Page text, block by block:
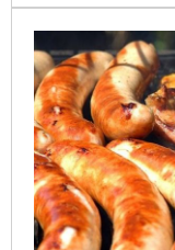
公斤的過期肉。
件偵辦中。